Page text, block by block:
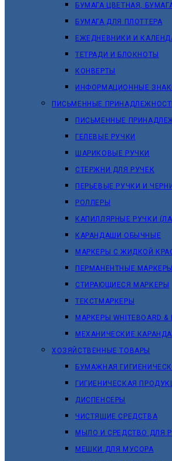
БУМАГА ЦВЕТНАЯ,
БУМАГА ДЛЯ ПЛОТТЕРА
ЕЖЕДНЕВНИКИ И
ТЕТРАДИ И БЛОКНОТЫ
КОНВЕРТЫ
ИНФОРМАЦИОННЫЕ
ПИСЬМЕННЫЕ
ПИСЬМЕННЫЕ
ГЕЛЕВЫЕ РУЧКИ
ШАРИКОВЫЕ РУЧКИ
СТЕРЖНИ ДЛЯ РУЧЕК
ПЕРЬЕВЫЕ РУЧКИ И
РОЛЛЕРЫ
КАПИЛЛЯРНЫЕ РУЧКИ
КАРАНДАШИ ОБЫЧНЫЕ
МАРКЕРЫ C ЖИДКОЙ
ПЕРМАНЕНТНЫЕ МАРКЕРЫ
СТИРАЮЩИЕСЯ МАРКЕРЫ
ТЕКСТМАРКЕРЫ
МАРКЕРЫ WHITEBOARD &
МЕХАНИЧЕСКИЕ
ХОЗЯЙСТВЕННЫЕ ТОВАРЫ
БУМАЖНАЯ
ГИГИЕНИЧЕСКАЯ
ДИСПЕНСЕРЫ
ЧИСТЯЩИЕ СРЕДСТВА
МЫЛО И СРЕДСТВО ДЛЯ
МЕШКИ ДЛЯ МУСОРА